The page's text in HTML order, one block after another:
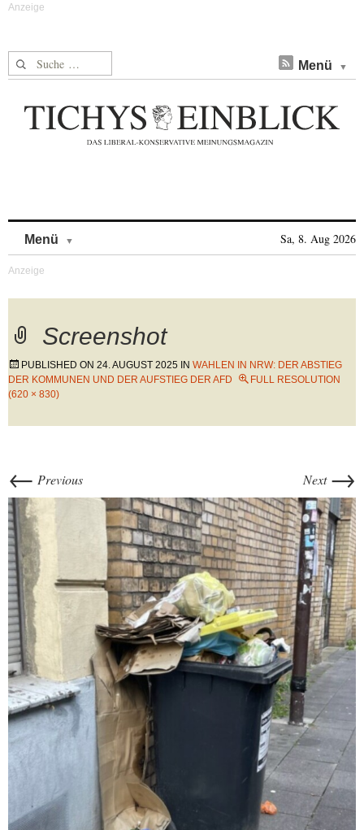
Suche nach: Menü
Menü Sa, 8. Aug 2026
Screenshot
PUBLISHED ON 24. AUGUST 2025 IN WAHLEN IN NRW: DER ABSTIEG
DER KOMMUNEN UND DER AUFSTIEG DER AFD
FULL RESOLUTION
(620 × 830)
← Previous Next →